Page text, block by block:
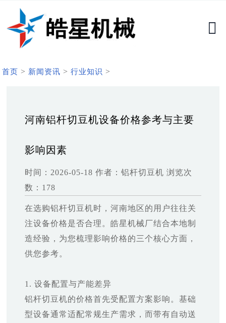
首页 > 新闻资讯 >行业知识 >
河南铝杆切豆机设备价格参考与主要
影响因素
时间：2026-05-18 作者：铝杆切豆机 浏览次
数：178
在选购铝杆切豆机时，河南地区的用户往往关
注设备价格是否合理。皓星机械厂结合本地制
造经验，为您梳理影响价格的三个核心方面，
供您参考。
1. 设备配置与产能差异
铝杆切豆机的价格首先受配置方案影响。基础
型设备通常适配常规生产需求，而带有自动送